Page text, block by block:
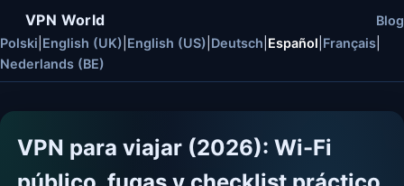
VPN World
Blog
Polski English (UK) English (US) Deutsch Español Français
Nederlands (BE)
VPN para viajar (2026): Wi-Fi